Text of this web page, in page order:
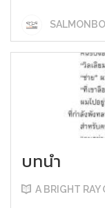
บทนำ
A BRIGHT